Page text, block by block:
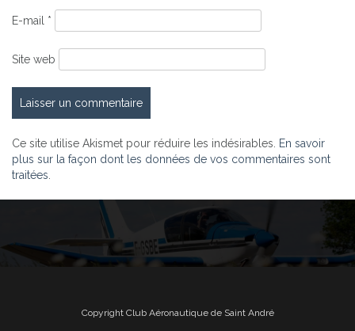
E-mail *
Site web
Ce site utilise Akismet pour réduire les indésirables. En savoir
plus sur la façon dont les données de vos commentaires sont
traitées
Copyright Club Aéronautique de Saint André